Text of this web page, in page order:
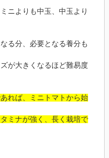
ニよりも中玉、中玉より
る分、必要となる養分も
が大きくなるほど難易度
れば、ミニトマトから始
ミナが強く、長く栽培で